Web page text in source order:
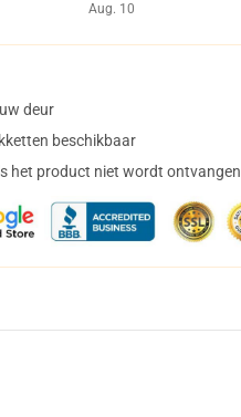
Aug. 10
deur
beschikbaar
het product niet wordt ontvangen